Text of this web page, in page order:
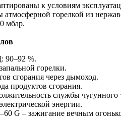
к условиям
горелкой из
мбар.
%.
горелки.
сгорания через дымоход.
продуктов сгорания.
службы чугунного
энергии.
G – зажигание вечным